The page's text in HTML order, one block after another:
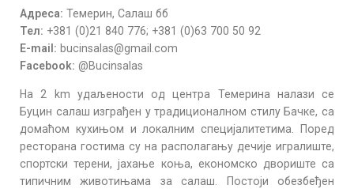
Адреса: Темерин, Салаш бб
Тел: +381 (0)21 840 776; +381 (0)63 700 50 92
E-mail: bucinsalas@gmail.com
Facebook: @Bucinsalas
На 2 km удаљености од центра Темерина налази се
Буцин салаш изграђен у традиционалном стилу Бачке, са
домаћом кухињом и локалним специјалитетима. Поред
ресторана гостима су на располагању дечије игралиште,
спортски терени, јахање коња, економско двориште са
типичним животињама за салаш. Постоји обезбеђен